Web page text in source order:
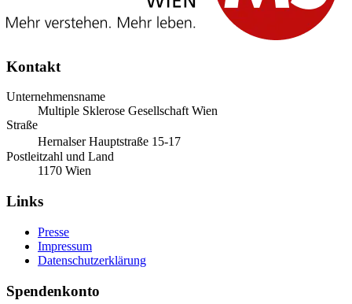
Kontakt
Unternehmensname
Multiple Sklerose Gesellschaft Wien
Straße
Hernalser Hauptstraße 15-17
Postleitzahl und Land
1170 Wien
Links
Presse
Impressum
Datenschutzerklärung
Spendenkonto